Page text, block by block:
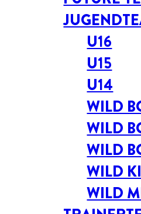
U16
U15
U14
WILD
WILD
WILD
WILD
WILD